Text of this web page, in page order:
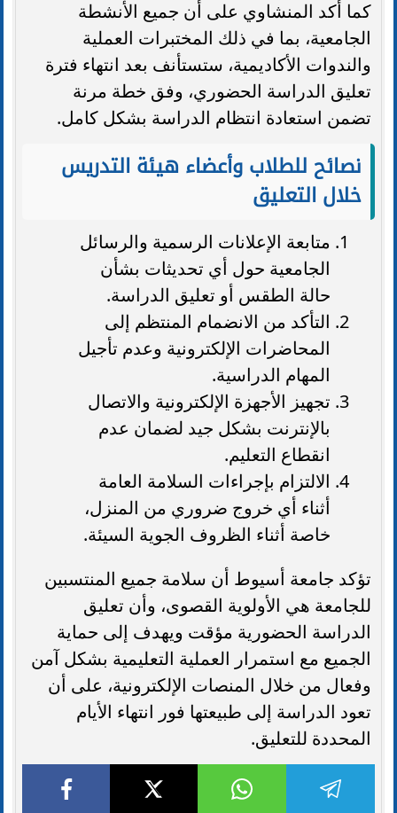
كما أكد المنشاوي على أن جميع الأنشطة
الجامعية، بما في ذلك المختبرات العملية
والندوات الأكاديمية، ستستأنف بعد انتهاء فترة
تعليق الدراسة الحضوري، وفق خطة مرنة
تضمن استعادة انتظام الدراسة بشكل كامل.
نصائح للطلاب وأعضاء هيئة التدريس
خلال التعليق
متابعة الإعلانات الرسمية والرسائل
الجامعية حول أي تحديثات بشأن
حالة الطقس أو تعليق الدراسة.
التأكد من الانضمام المنتظم إلى
المحاضرات الإلكترونية وعدم تأجيل
المهام الدراسية.
تجهيز الأجهزة الإلكترونية والاتصال
بالإنترنت بشكل جيد لضمان عدم
انقطاع التعليم.
الالتزام بإجراءات السلامة العامة
أثناء أي خروج ضروري من المنزل،
خاصة أثناء الظروف الجوية السيئة.
تؤكد جامعة أسيوط أن سلامة جميع المنتسبين
للجامعة هي الأولوية القصوى، وأن تعليق
الدراسة الحضورية مؤقت ويهدف إلى حماية
الجميع مع استمرار العملية التعليمية بشكل آمن
وفعال من خلال المنصات الإلكترونية، على أن
تعود الدراسة إلى طبيعتها فور انتهاء الأيام
المحددة للتعليق.